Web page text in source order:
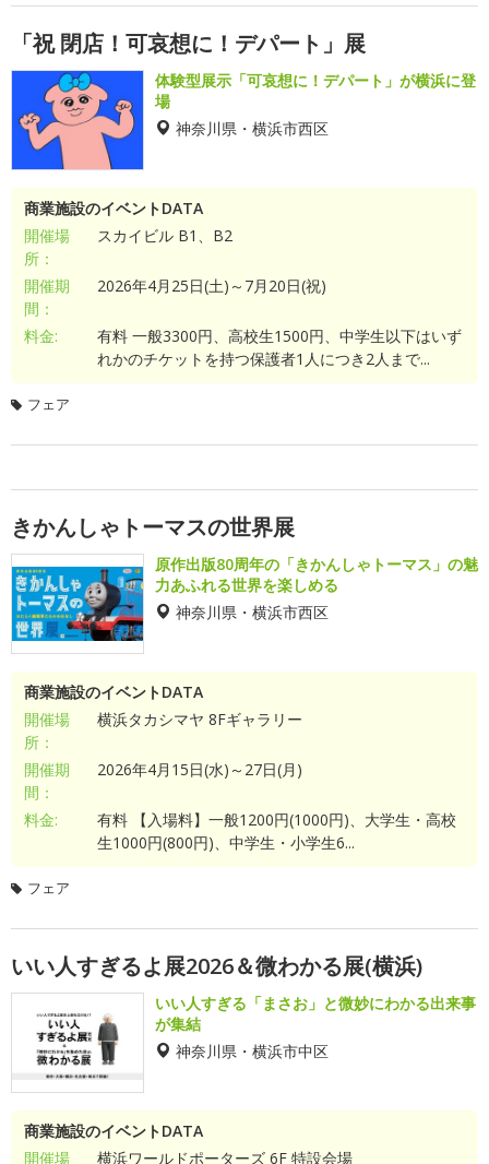
「祝 閉店！可哀想に！デパート」展
体験型展示「可哀想に！デパート」が横浜に登
場
神奈川県・横浜市西区
商業施設のイベントDATA
開催場
所：
スカイビル B1、B2
開催期
間：
2026年4月25日(土)～7月20日(祝)
料金:
有料 一般3300円、高校生1500円、中学生以下はいず
れかのチケットを持つ保護者1人につき2人まで...
フェア
きかんしゃトーマスの世界展
原作出版80周年の「きかんしゃトーマス」の魅
力あふれる世界を楽しめる
神奈川県・横浜市西区
商業施設のイベントDATA
開催場
所：
横浜タカシマヤ 8Fギャラリー
開催期
間：
2026年4月15日(水)～27日(月)
料金:
有料 【入場料】一般1200円(1000円)、大学生・高校
生1000円(800円)、中学生・小学生6...
フェア
いい人すぎるよ展2026＆微わかる展(横浜)
いい人すぎる「まさお」と微妙にわかる出来事
が集結
神奈川県・横浜市中区
商業施設のイベントDATA
開催場
横浜ワールドポーターズ 6F 特設会場